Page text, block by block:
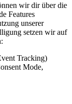
wir dir über die
Features
unserer
setzen wir auf
Tracking)
Mode,